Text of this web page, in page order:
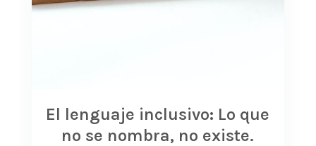
El lenguaje inclusivo: Lo que
no se nombra, no existe.